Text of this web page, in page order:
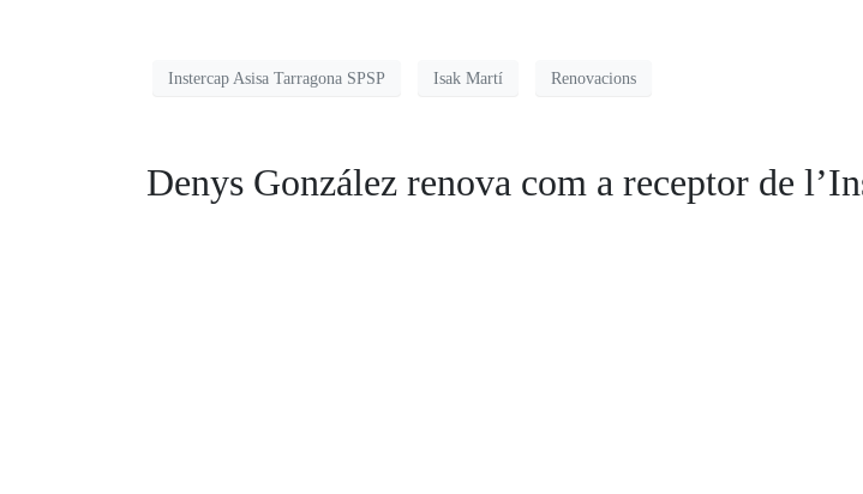
Instercap Asisa Tarragona SPSP Isak Martí Renovacions
Denys González renova com a receptor de